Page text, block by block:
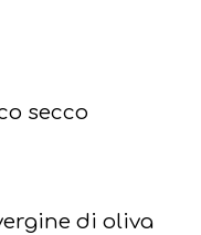
secco
di oliva